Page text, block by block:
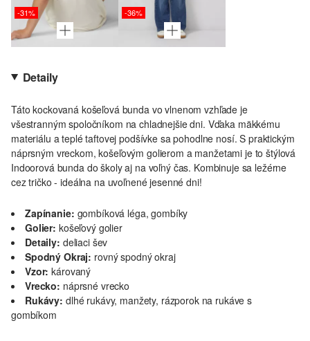
-31% -36%
Detaily
Táto kockovaná košeľová bunda vo vlnenom vzhľade je
všestranným spoločníkom na chladnejšie dni. Vďaka mäkkému
materiálu a teplé taftovej podšívke sa pohodlne nosí. S praktickým
náprsným vreckom, košeľovým golierom a manžetami je to štýlová
Indoorová bunda do školy aj na voľný čas. Kombinuje sa ležérne
cez tričko - ideálna na uvoľnené jesenné dni!
Zapínanie: gombíková léga, gombíky
Golier: košeľový golier
Detaily: deliaci šev
Spodný Okraj: rovný spodný okraj
Vzor: károvaný
Vrecko: náprsné vrecko
Rukávy: dlhé rukávy, manžety, rázporok na rukáve s
gombíkom